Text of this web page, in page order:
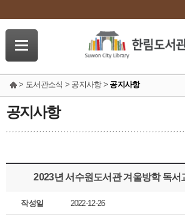
> 도서관소식 > 공지사항 > 공지사항
공지사항
2023년 서수원도서관 겨울방학 독서
작성일 2022-12-26